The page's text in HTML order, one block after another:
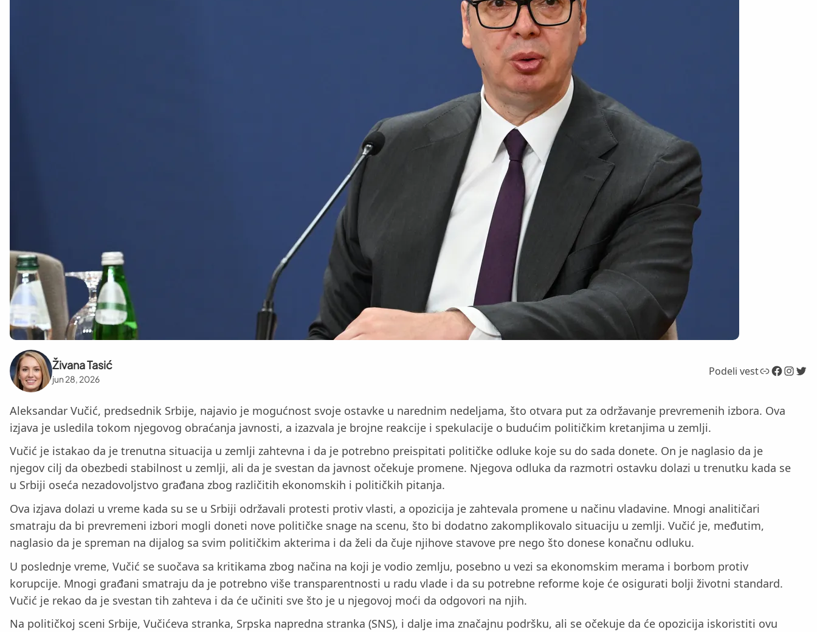
Živana Tasić
jun 28, 2026
Podeli vestLink Facebook InstagramTwitter
Aleksandar Vučić, predsednik Srbije, najavio je mogućnost svoje ostavke u narednim nedeljama, što otvara put za održavanje prevremenih izbora. Ova
izjava je usledila tokom njegovog obraćanja javnosti, a izazvala je brojne reakcije i spekulacije o budućim političkim kretanjima u zemlji.
Vučić je istakao da je trenutna situacija u zemlji zahtevna i da je potrebno preispitati političke odluke koje su do sada donete. On je naglasio da je
njegov cilj da obezbedi stabilnost u zemlji, ali da je svestan da javnost očekuje promene. Njegova odluka da razmotri ostavku dolazi u trenutku kada se
u Srbiji oseća nezadovoljstvo građana zbog različitih ekonomskih i političkih pitanja.
Ova izjava dolazi u vreme kada su se u Srbiji održavali protesti protiv vlasti, a opozicija je zahtevala promene u načinu vladavine. Mnogi analitičari
smatraju da bi prevremeni izbori mogli doneti nove političke snage na scenu, što bi dodatno zakomplikovalo situaciju u zemlji. Vučić je, međutim,
naglasio da je spreman na dijalog sa svim političkim akterima i da želi da čuje njihove stavove pre nego što donese konačnu odluku.
U poslednje vreme, Vučić se suočava sa kritikama zbog načina na koji je vodio zemlju, posebno u vezi sa ekonomskim merama i borbom protiv
korupcije. Mnogi građani smatraju da je potrebno više transparentnosti u radu vlade i da su potrebne reforme koje će osigurati bolji životni standard.
Vučić je rekao da je svestan tih zahteva i da će učiniti sve što je u njegovoj moći da odgovori na njih.
Na političkoj sceni Srbije, Vučićeva stranka, Srpska napredna stranka (SNS), i dalje ima značajnu podršku, ali se očekuje da će opozicija iskoristiti ovu